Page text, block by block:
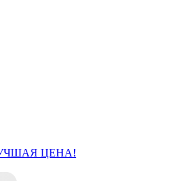
ЦЕНА!